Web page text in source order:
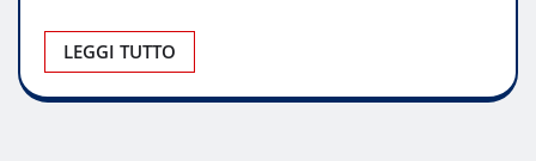
LEGGI TUTTO